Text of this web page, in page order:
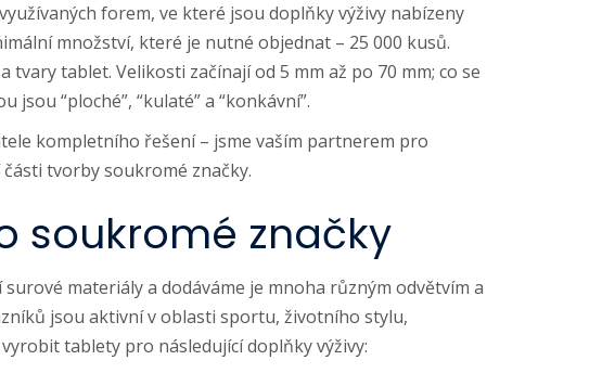
forem, ve které jsou doplňky výživy nabízeny
množství, které je nutné objednat – 25 000 kusů.
tablet. Velikosti začínají od 5 mm až po 70 mm; co se
“ploché”, “kulaté” a “konkávní”.
kompletního řešení – jsme vaším partnerem pro
tvorby soukromé značky.
soukromé značky
materiály a dodáváme je mnoha různým odvětvím a
jsou aktivní v oblasti sportu, životního stylu,
tablety pro následující doplňky výživy: